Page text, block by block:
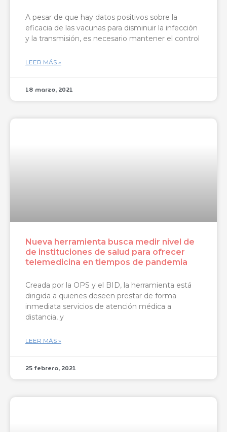
A pesar de que hay datos positivos sobre la
eficacia de las vacunas para disminuir la infección
y la transmisión, es necesario mantener el control
LEER MÁS »
18 marzo, 2021
Nueva herramienta busca medir nivel de
de instituciones de salud para ofrecer
telemedicina en tiempos de pandemia
Creada por la OPS y el BID, la herramienta está
dirigida a quienes deseen prestar de forma
inmediata servicios de atención médica a
distancia, y
LEER MÁS »
25 febrero, 2021